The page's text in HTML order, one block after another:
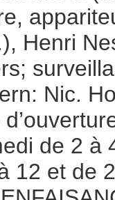
Henri
Nic.
de 2 à
12 et de